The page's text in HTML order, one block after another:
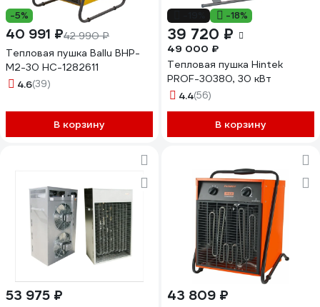
-5%
40 991 ₽42 990 ₽
Тепловая пушка Ballu BHP-
M2-30 НС-1282611
4.6(39)
В корзину
-18%
39 720 ₽
49 000 ₽
Тепловая пушка Hintek
PROF-30380, 30 кВт
4.4(56)
В корзину
53 975 ₽ 43 809 ₽